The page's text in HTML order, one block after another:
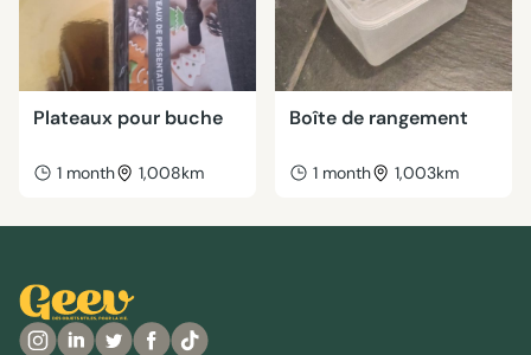
Plateaux pour buche
1 month 1,008km
Boîte de rangement
1 month 1,003km